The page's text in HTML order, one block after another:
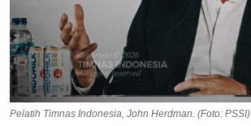
Pelatih Timnas Indonesia, John Herdman. (Foto: PSSI)